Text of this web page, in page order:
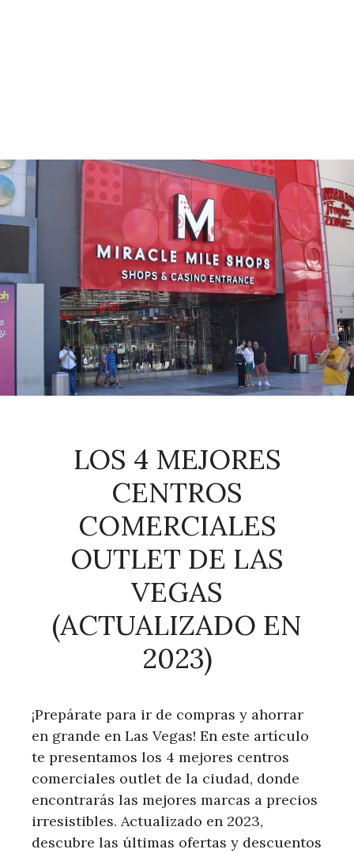
LOS 4 MEJORES
CENTROS
COMERCIALES
OUTLET DE LAS
VEGAS
(ACTUALIZADO EN
2023)
¡Prepárate para ir de compras y ahorrar
en grande en Las Vegas! En este artículo
te presentamos los 4 mejores centros
comerciales outlet de la ciudad, donde
encontrarás las mejores marcas a precios
irresistibles. Actualizado en 2023,
descubre las últimas ofertas y descuentos